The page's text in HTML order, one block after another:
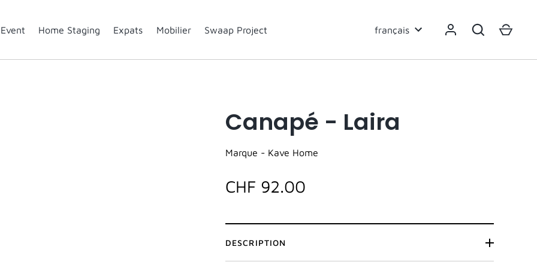
Event Home Staging Expats Mobilier Swaap Project Langue
français
Canapé - Laira
Marque - Kave Home
CHF 92.00
DESCRIPTION